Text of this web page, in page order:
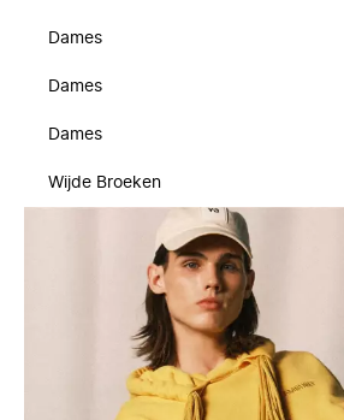
Dames
Dames
Dames
Wijde Broeken